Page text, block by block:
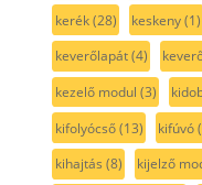
kerék(28) keskeny(1)
keverőlapát(4)
kezelő modul (3)
kifolyócső(13) kifúvó
kihajtás (8) kijelző